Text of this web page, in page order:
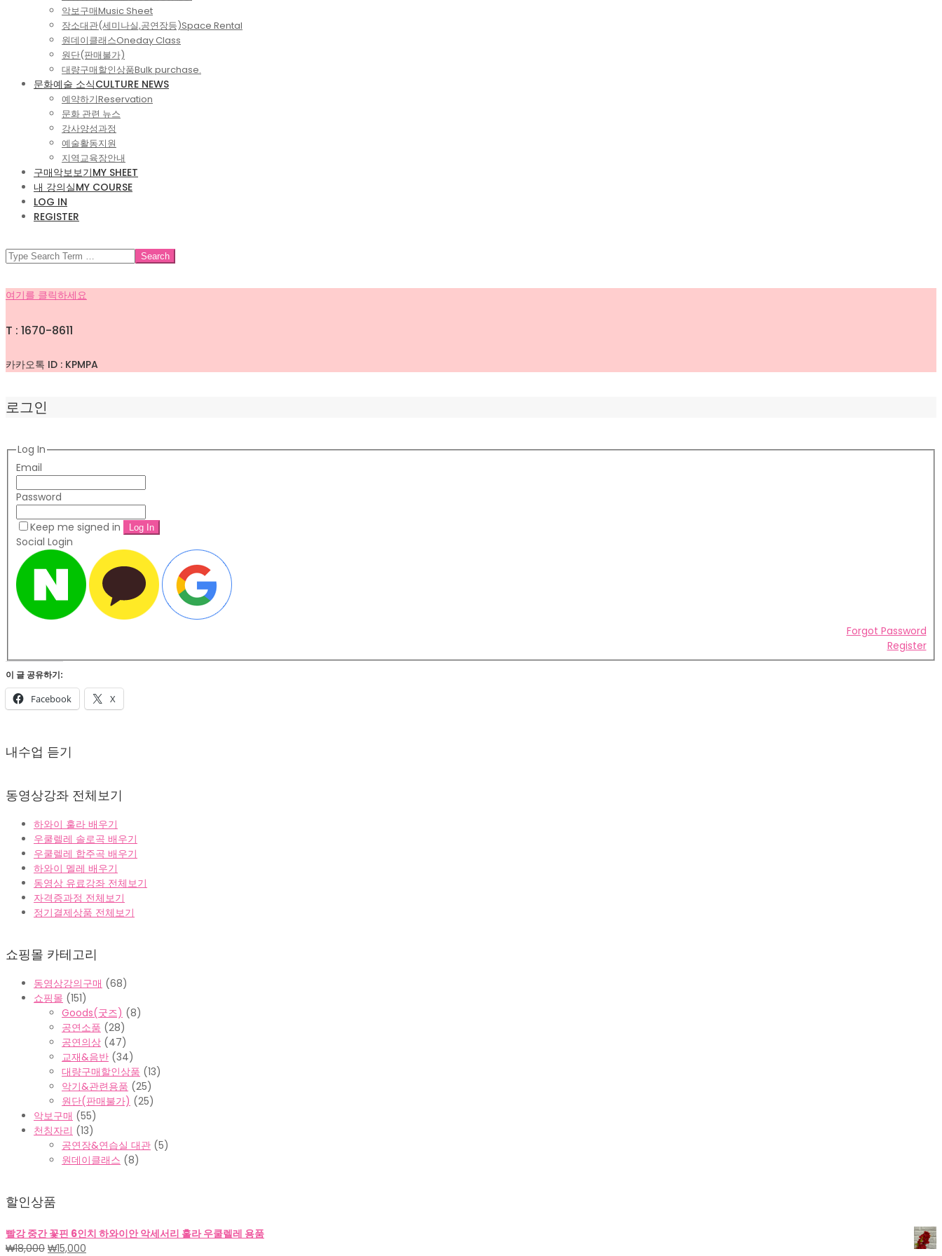
악보구매Music Sheet
장소대관(세미나실,공연장등)Space Rental
원데이클래스Oneday Class
원단(판매불가)
대량구매할인상품Bulk purchase.
문화예술 소식CULTURE NEWS
예약하기Reservation
문화 관련 뉴스
강사양성과정
예술활동지원
지역교육장안내
구매악보보기MY SHEET
내 강의실MY COURSE
LOG IN
REGISTER
SEARCH
여기를 클릭하세요
T : 1670-8611
카카오톡 ID : KPMPA
로그인
Log In
Email
Password
Keep me signed in
Social Login
Forgot Password
Register
이 글 공유하기:
Facebook X
02-
내수업 듣기
동영상강좌 전체보기
하와이 훌라 배우기
우쿨렐레 솔로곡 배우기
우쿨렐레 합주곡 배우기
하와이 멜레 배우기
동영상 유료강좌 전체보기
자격증과정 전체보기
정기결제상품 전체보기
쇼핑몰 카테고리
동영상강의구매 (68)
쇼핑몰 (151)
Goods(굿즈) (8)
공연소품 (28)
공연의상 (47)
교재&음반 (34)
대량구매할인상품 (13)
악기&관련용품 (25)
원단(판매불가) (25)
악보구매 (55)
천칭자리 (13)
공연장&연습실 대관 (5)
원데이클래스 (8)
할인상품
빨강 중간 꽃핀 6인치 하와이안 악세서리 훌라 우쿨렐레 용품
₩18,000 원
₩15,000